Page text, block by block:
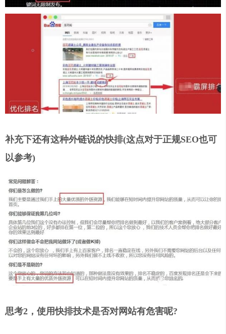
补充下还有这种外链说的快排(这点对于正规SEO也可
以参考)
思考2，使用快排技术是否对网站有危害呢?